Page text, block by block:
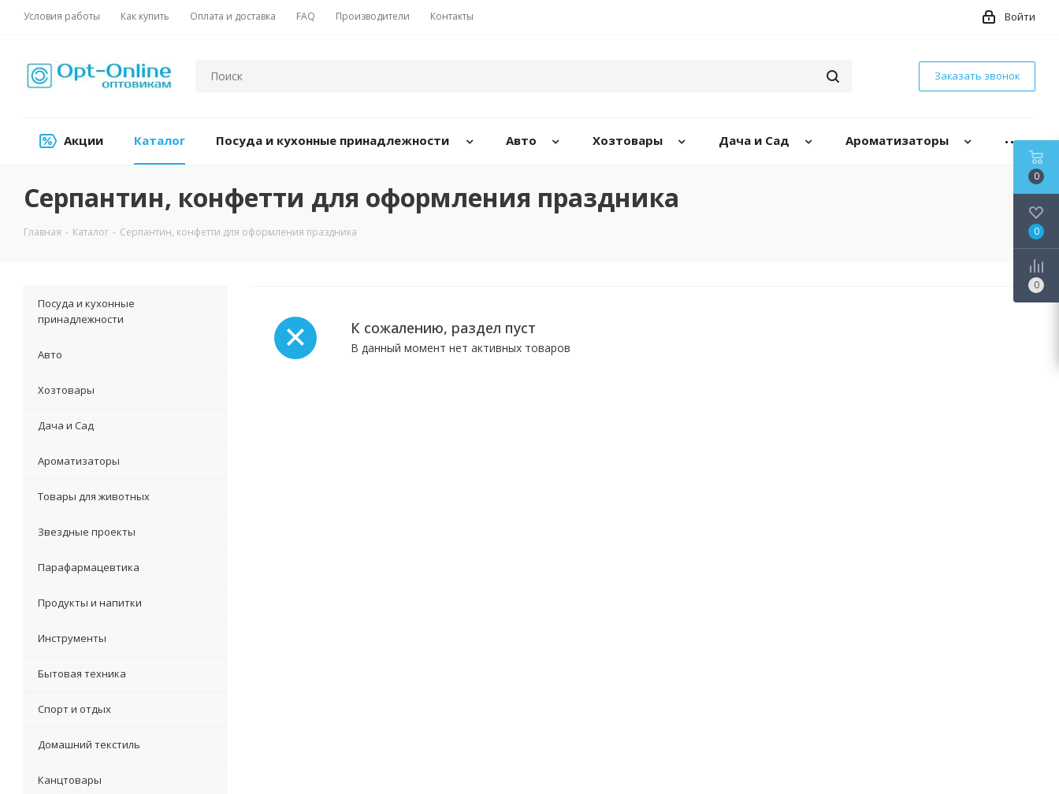
Условия работы Как купить Оплата и доставка FAQ Производители Контакты Войти
Заказать звонок
Акции Каталог Посуда и кухонные принадлежности Авто Хозтовары Дача и Сад Ароматизаторы
Серпантин, конфетти для оформления праздника
Главная - Каталог - Серпантин, конфетти для оформления праздника
К сожалению, раздел пуст
В данный момент нет активных товаров
Посуда и кухонные
принадлежности
Авто
Хозтовары
Дача и Сад
Ароматизаторы
Товары для животных
Звездные проекты
Парафармацевтика
Продукты и напитки
Инструменты
Бытовая техника
Спорт и отдых
Домашний текстиль
Канцтовары
0
0
0